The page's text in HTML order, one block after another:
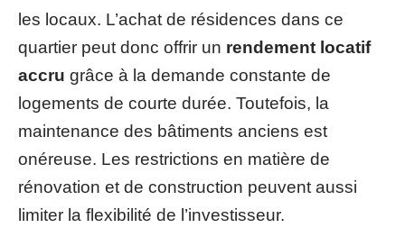
les locaux. L’achat de résidences dans ce
quartier peut donc offrir un rendement locatif
accru grâce à la demande constante de
logements de courte durée. Toutefois, la
maintenance des bâtiments anciens est
onéreuse. Les restrictions en matière de
rénovation et de construction peuvent aussi
limiter la flexibilité de l’investisseur.